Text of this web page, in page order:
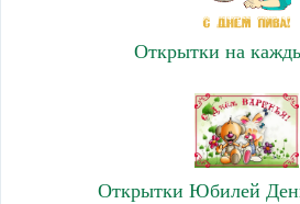
Открытки на
Открытки Юбилей